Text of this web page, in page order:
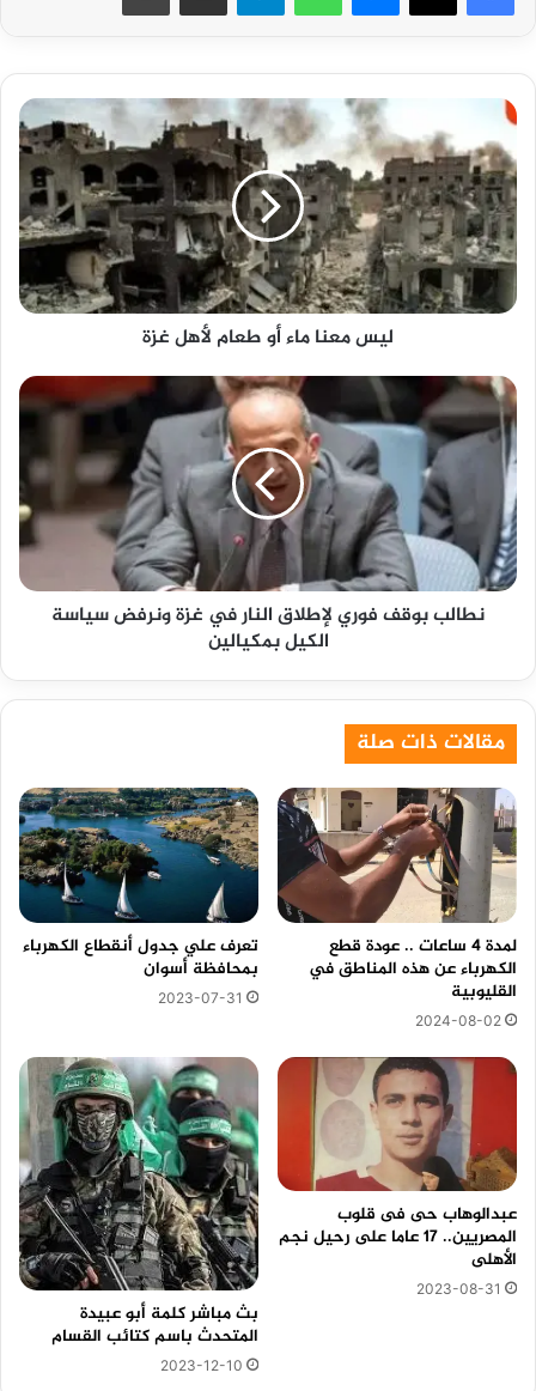
ليس
ماء
أو
طعام
لأهل
غزة
ليس معنا ماء أو طعام لأهل غزة
نطالب
بوقف
فوري
لإطلاق
في
غزة
ونرفض
سياسة
الكيلنطالب بوقف فوري لإطلاق النار في غزة ونرفض سياسة
الكيل بمكيالين
مقالات ذات صلة
لمدة 4 ساعات .. عودة قطع
الكهرباء عن هذه المناطق في
القليوبية
2024-08-02
تعرف علي جدول أنقطاع الكهرباء
بمحافظة أسوان
2023-07-31
عبدالوهاب حى فى قلوب
المصريين.. 17 عاما على رحيل نجم
الأهلى
2023-08-31
بث مباشر كلمة أبو عبيدة
المتحدث باسم كتائب القسام
2023-12-10